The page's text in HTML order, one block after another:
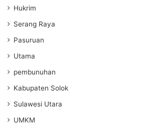
Hukrim
Serang Raya
Pasuruan
Utama
pembunuhan
Kabupaten Solok
Sulawesi Utara
UMKM